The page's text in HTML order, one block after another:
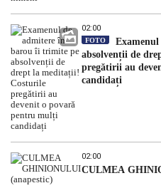
02:00
FOTO
absolvenții de
pregătirii au
candidați
02:00
CULMEA